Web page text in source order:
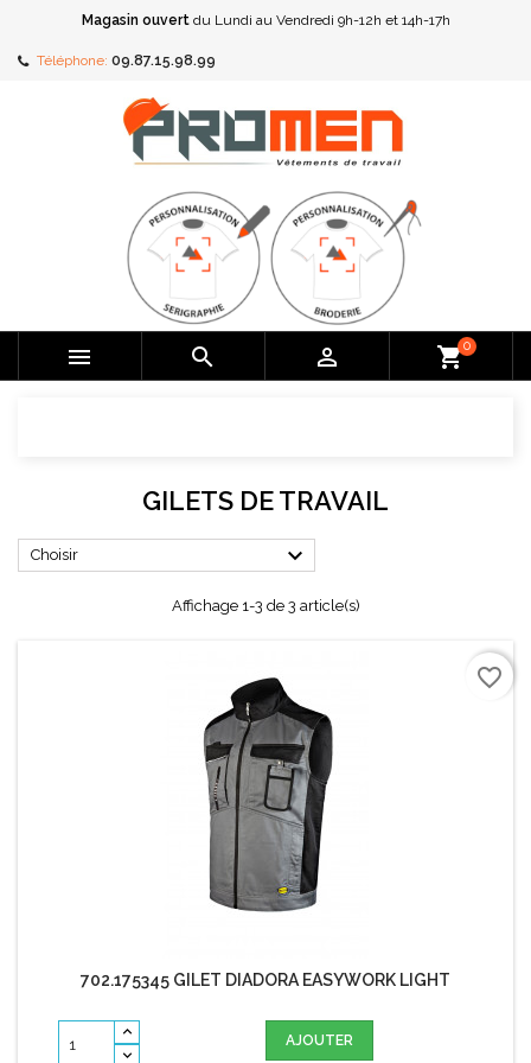
Magasin ouvert du Lundi au Vendredi 9h-12h et 14h-17h
Téléphone: 09.87.15.98.99
   shopping_cart0
GILETS DE TRAVAIL
Choisir 
Affichage 1-3 de 3 article(s)
702.175345 GILET DIADORA EASYWORK LIGHT
AJOUTER
favorite_border